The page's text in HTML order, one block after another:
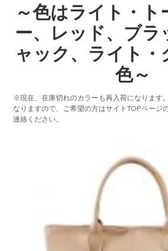
～色はライト・
ー、レッド、ブラ
ャック、ライト・
色～
※現在、在庫切れのカラーも再入荷になります
なりますので、ご希望の方はサイトTOPページ
連絡ください。